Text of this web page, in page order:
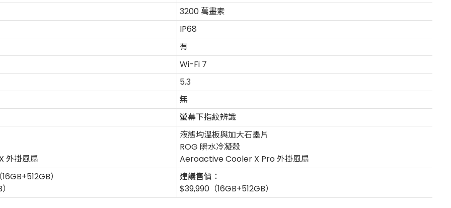
3200 萬畫素
IP68
有
Wi-Fi 7
5.3
無
螢幕下指紋辨識
外掛風扇
液態均溫板與加大石墨片
ROG 瞬水冷凝殼
Aeroactive Cooler X Pro 外掛風扇
）
建議售價：
$39,990（16GB+512GB）